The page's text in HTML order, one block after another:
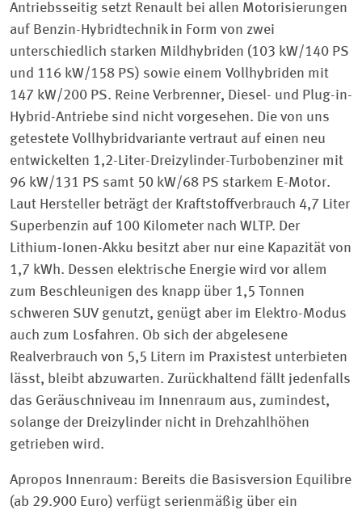
Antriebsseitig setzt Renault bei allen Motorisierungen
auf Benzin-Hybridtechnik in Form von zwei
unterschiedlich starken Mildhybriden (103 kW/140 PS
und 116 kW/158 PS) sowie einem Vollhybriden mit
147 kW/200 PS. Reine Verbrenner, Diesel- und Plug-in-
Hybrid-Antriebe sind nicht vorgesehen. Die von uns
getestete Vollhybridvariante vertraut auf einen neu
entwickelten 1,2-Liter-Dreizylinder-Turbobenziner mit
96 kW/131 PS samt 50 kW/68 PS starkem E-Motor.
Laut Hersteller beträgt der Kraftstoffverbrauch 4,7 Liter
Superbenzin auf 100 Kilometer nach WLTP. Der
Lithium-Ionen-Akku besitzt aber nur eine Kapazität von
1,7 kWh. Dessen elektrische Energie wird vor allem
zum Beschleunigen des knapp über 1,5 Tonnen
schweren SUV genutzt, genügt aber im Elektro-Modus
auch zum Losfahren. Ob sich der abgelesene
Realverbrauch von 5,5 Litern im Praxistest unterbieten
lässt, bleibt abzuwarten. Zurückhaltend fällt jedenfalls
das Geräuschniveau im Innenraum aus, zumindest,
solange der Dreizylinder nicht in Drehzahlhöhen
getrieben wird.
Apropos Innenraum: Bereits die Basisversion Equilibre
(ab 29.900 Euro) verfügt serienmäßig über ein